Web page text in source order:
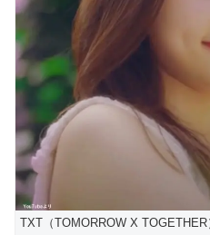
TXT（TOMORROW X